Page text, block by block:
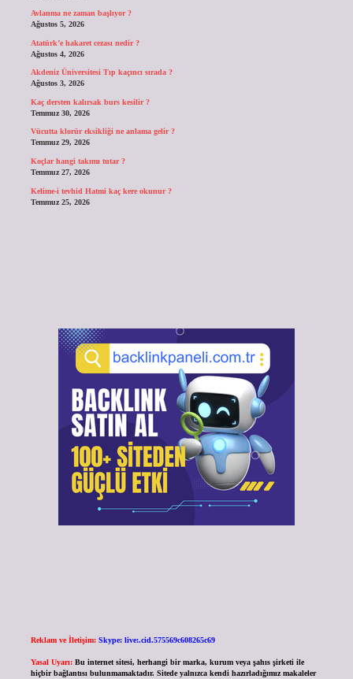
Avlanma ne zaman başlıyor ?
Ağustos 5, 2026
Atatürk’e hakaret cezası nedir ?
Ağustos 4, 2026
Akdeniz Üniversitesi Tıp kaçıncı sırada ?
Ağustos 3, 2026
Kaç dersten kalırsak burs kesilir ?
Temmuz 30, 2026
Vücutta klorür eksikliği ne anlama gelir ?
Temmuz 29, 2026
Koçlar hangi takımı tutar ?
Temmuz 27, 2026
Kelime-i tevhid Hatmi kaç kere okunur ?
Temmuz 25, 2026
Reklam ve İletişim: Skype: live:.cid.575569c608265c69
Yasal Uyarı: Bu internet sitesi, herhangi bir marka, kurum veya şahıs şirketi ile
hiçbir bağlantısı bulunmamaktadır. Sitede yalnızca kendi hazırladığımız makaleler